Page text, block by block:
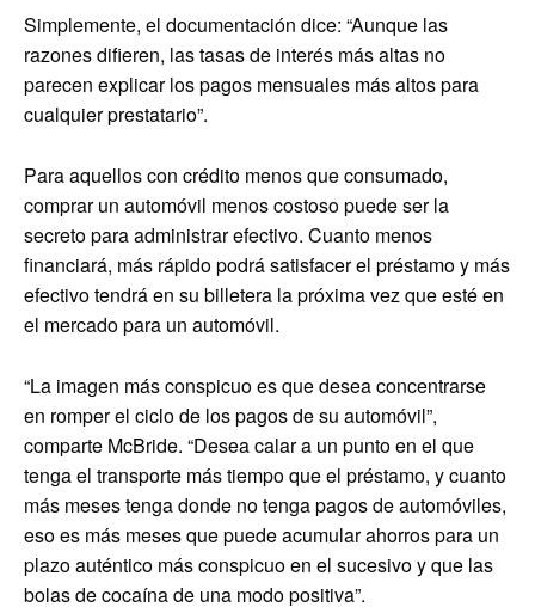
Simplemente, el documentación dice: “Aunque las
razones difieren, las tasas de interés más altas no
parecen explicar los pagos mensuales más altos para
cualquier prestatario”.
Para aquellos con crédito menos que consumado,
comprar un automóvil menos costoso puede ser la
secreto para administrar efectivo. Cuanto menos
financiará, más rápido podrá satisfacer el préstamo y más
efectivo tendrá en su billetera la próxima vez que esté en
el mercado para un automóvil.
“La imagen más conspicuo es que desea concentrarse
en romper el ciclo de los pagos de su automóvil”,
comparte McBride. “Desea calar a un punto en el que
tenga el transporte más tiempo que el préstamo, y cuanto
más meses tenga donde no tenga pagos de automóviles,
eso es más meses que puede acumular ahorros para un
plazo auténtico más conspicuo en el sucesivo y que las
bolas de cocaína de una modo positiva”.